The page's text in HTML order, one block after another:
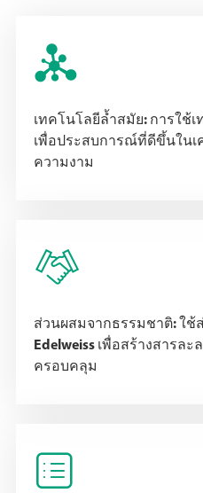

เทคโนโลยีล้ำสมัย: การใช้
เพื่อประสบการณ์ที่ดีขึ้นในเ
ความงาม

ส่วนผสมจากธรรมชาติ: ใ
Edelweiss เพื่อสร้างสารล
ครอบคลุม
